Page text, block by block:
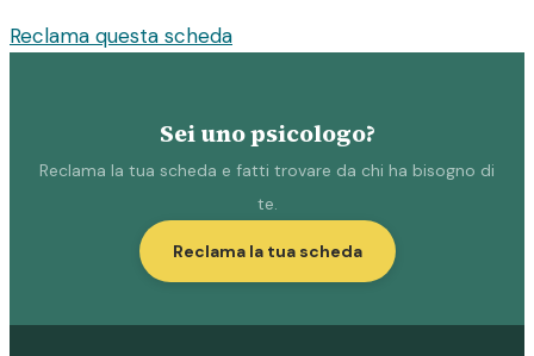
Reclama questa scheda
Sei uno psicologo?
Reclama la tua scheda e fatti trovare da chi ha bisogno di
te.
Reclama la tua scheda